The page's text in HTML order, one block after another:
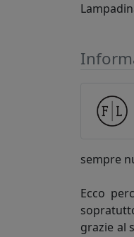
sempre
Ecco
grazie al